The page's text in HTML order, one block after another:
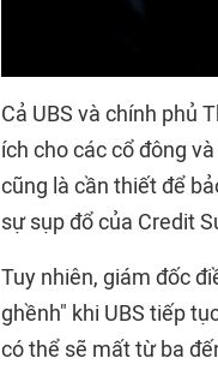
Cả UBS và chính phủ
ích cho các cổ đông
cũng là cần thiết để
sự sụp đổ của Credit
Tuy nhiên, giám đốc
ghềnh" khi UBS tiếp
có thể sẽ mất từ ba